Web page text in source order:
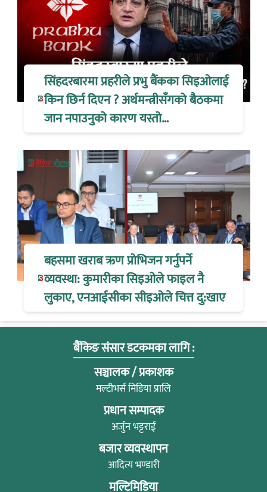
सिंहदरबारमा प्रहरीले प्रभु बैंकका सिइओलाई
किन छिर्न दिएन ? अर्थमन्त्रीसँगको बैठकमा
जान नपाउनुको कारण यस्तो…
बहसमा खराब ऋण प्रोभिजन गर्नुपर्ने
व्यवस्था: कुमारीका सिइओले फाइल नै
लुकाए, एनआईसीका सीइओले चित्त दु:खाए
बैंकिङ संसार डटकमका लागि :
सञ्चालक / प्रकाशक
मल्टीभर्स मिडिया प्रालि
प्रधान सम्पादक
अर्जुन भट्टराई
बजार व्यवस्थापन
आदित्य भण्डारी
मल्टिमिडिया